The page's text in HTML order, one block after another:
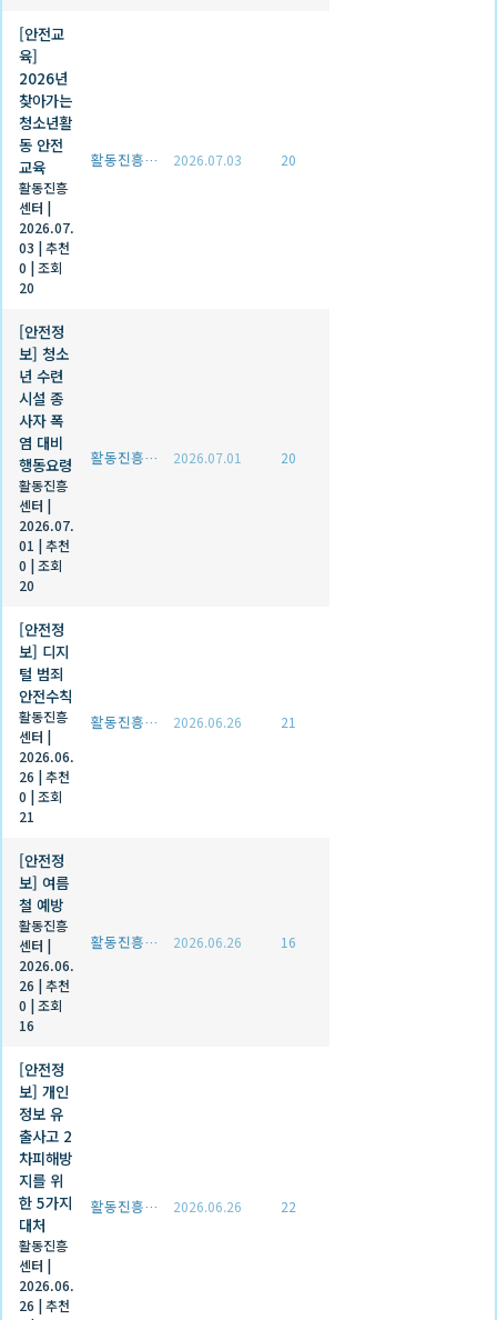
[안전교
육]
2026년
찾아가는
청소년활
동 안전
교육
활동진흥
센터 |
2026.07.
03 |추천
0 |조회
20
활동진흥센터 2026.07.03 20
[안전정
보] 청소
년 수련
시설 종
사자 폭
염 대비
행동요령
활동진흥
센터 |
2026.07.
01 |추천
0 |조회
20
활동진흥센터 2026.07.01 20
[안전정
보] 디지
털 범죄
안전수칙
활동진흥
센터 |
2026.06.
26 |추천
0 |조회
21
활동진흥센터 2026.06.26 21
[안전정
보] 여름
철 예방
활동진흥
센터 |
2026.06.
26 |추천
0 |조회
16
활동진흥센터 2026.06.26 16
[안전정
보] 개인
정보 유
출사고 2
차피해방
지를 위
한 5가지
대처
활동진흥
센터 |
2026.06.
26 |추천
활동진흥센터 2026.06.26 22